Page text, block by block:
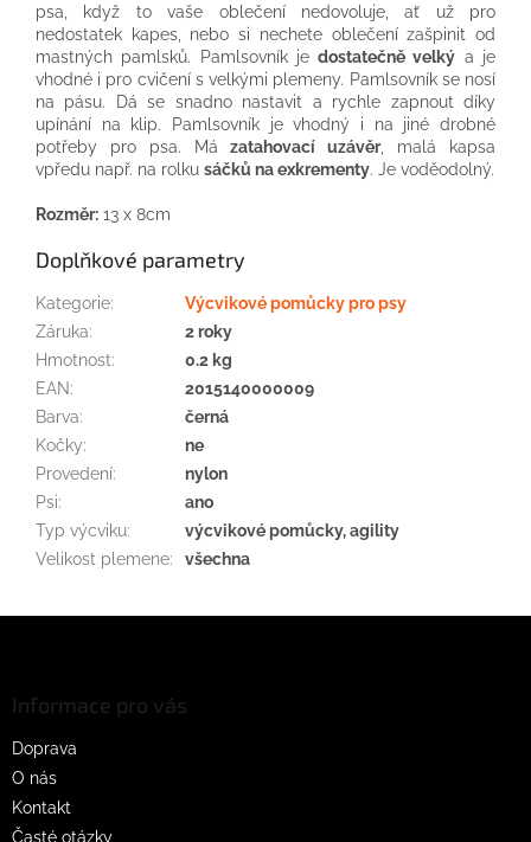
psa, když to vaše oblečení nedovoluje, ať už pro
nedostatek kapes, nebo si nechete oblečení zašpinit od
mastných pamlsků. Pamlsovník jedostatečně velký a je
vhodné i pro cvičení s velkými plemeny. Pamlsovník se nosí
na pásu. Dá se snadno nastavit a rychle zapnout díky
upínání na klip. Pamlsovník je vhodný i na jiné drobné
potřeby pro psa. Mázatahovací uzávěr, malá kapsa
vpředu např. na rolku sáčků na exkrementy. Je voděodolný.
Rozměr: 13 x 8cm
Doplňkové parametry
Kategorie:
Výcvikové pomůcky pro psy
Záruka:
2 roky
Hmotnost:
0.2 kg
EAN:
2015140000009
Barva:
černá
Kočky:
ne
Provedení:
nylon
Psi:
ano
Typ výcviku:
výcvikové pomůcky, agility
Velikost plemene: všechna
Informace pro vás
Doprava
O nás
Kontakt
Časté otázky